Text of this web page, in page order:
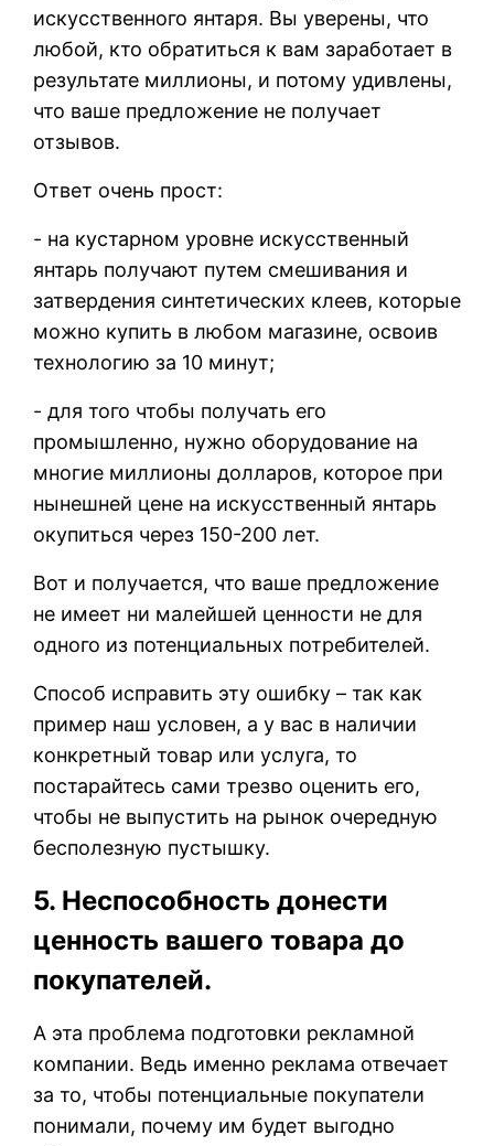
искусственного янтаря. Вы уверены, что
любой, кто обратиться к вам заработает в
результате миллионы, и потому удивлены,
что ваше предложение не получает
отзывов.
Ответ очень прост:
- на кустарном уровне искусственный
янтарь получают путем смешивания и
затвердения синтетических клеев, которые
можно купить в любом магазине, освоив
технологию за 10 минут;
- для того чтобы получать его
промышленно, нужно оборудование на
многие миллионы долларов, которое при
нынешней цене на искусственный янтарь
окупиться через 150-200 лет.
Вот и получается, что ваше предложение
не имеет ни малейшей ценности не для
одного из потенциальных потребителей.
Способ исправить эту ошибку – так как
пример наш условен, а у вас в наличии
конкретный товар или услуга, то
постарайтесь сами трезво оценить его,
чтобы не выпустить на рынок очередную
бесполезную пустышку.
5. Неспособность донести
ценность вашего товара до
покупателей.
А эта проблема подготовки рекламной
компании. Ведь именно реклама отвечает
за то, чтобы потенциальные покупатели
понимали, почему им будет выгодно